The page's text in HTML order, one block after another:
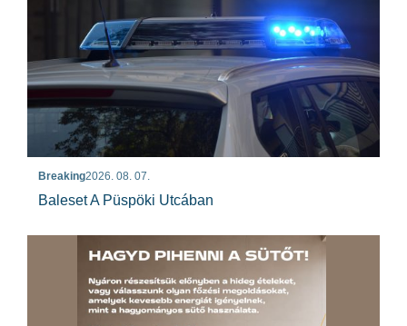
Breaking2026. 08. 07.
Baleset A Püspöki Utcában